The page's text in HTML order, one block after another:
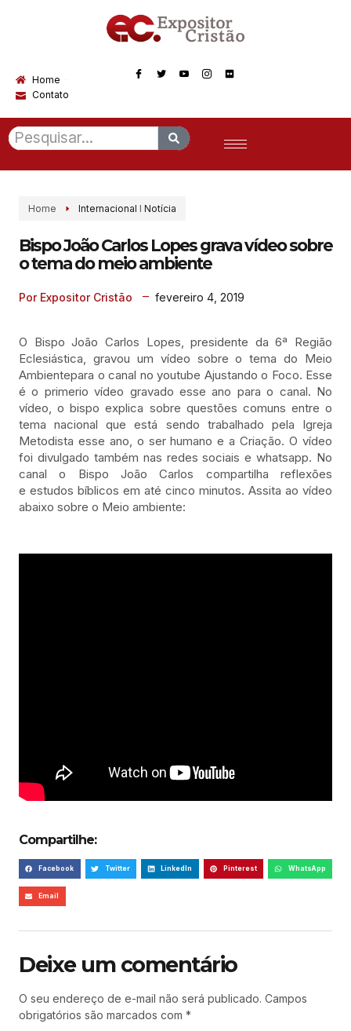
Home
Contato
Home Internacional I Notícia
Bispo João Carlos Lopes grava vídeo sobre
o tema do meio ambiente
Por Expositor Cristão fevereiro 4, 2019
O Bispo João Carlos Lopes, presidente da 6ª Região
Eclesiástica, gravou um vídeo sobre o tema do Meio
Ambientepara o canal no youtube Ajustando o Foco. Esse
é o primerio vídeo gravado esse ano para o canal. No
vídeo, o bispo explica sobre questões comuns entre o
tema nacional que está sendo trabalhado pela Igreja
Metodista esse ano, o ser humano e a Criação. O vídeo
foi divulgado também nas redes sociais e whatsapp. No
canal o Bispo João Carlos compartilha reflexões
e estudos bíblicos em até cinco minutos. Assita ao vídeo
abaixo sobre o Meio ambiente:
Compartilhe:
Facebook Twitter LinkedIn Pinterest WhatsApp
Email
Deixe um comentário
O seu endereço de e-mail não será publicado. Campos
obrigatórios são marcados com *